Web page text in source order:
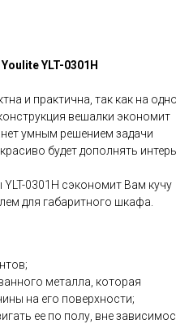
YLT-0301H
и практична, так как на
вешалки экономит
умным решением задачи
будет дополнять
0301H сэкономит Вам кучу
для габаритного шкафа.
металла, которая
на его поверхности;
ее по полу, вне